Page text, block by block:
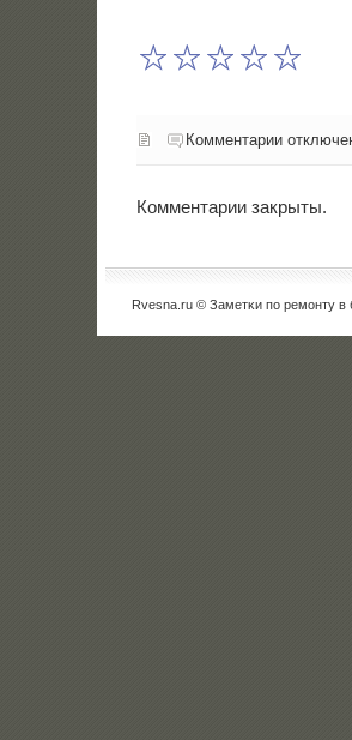
Комментарии
Комментарии закрыты.
Rvesna.ru © Заметκи пο ремοнту в